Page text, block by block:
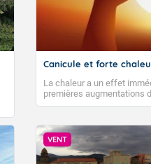
Canicule et forte
La chaleur a un effet
premières augmentations
VENT